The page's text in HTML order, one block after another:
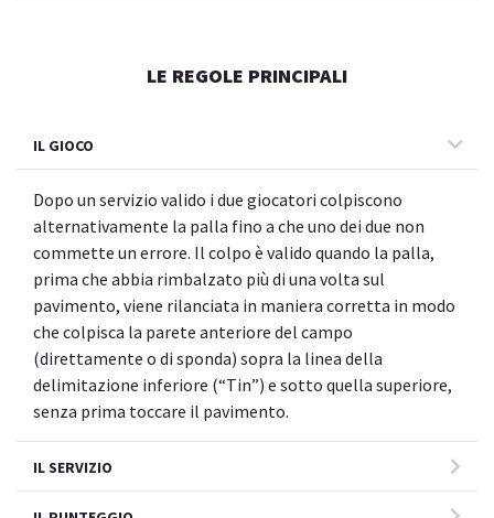
LE REGOLE PRINCIPALI
IL GIOCO
Dopo un servizio valido i due giocatori colpiscono
alternativamente la palla fino a che uno dei due non
commette un errore. Il colpo è valido quando la palla,
prima che abbia rimbalzato più di una volta sul
pavimento, viene rilanciata in maniera corretta in modo
che colpisca la parete anteriore del campo
(direttamente o di sponda) sopra la linea della
delimitazione inferiore (“Tin”) e sotto quella superiore,
senza prima toccare il pavimento.
IL SERVIZIO